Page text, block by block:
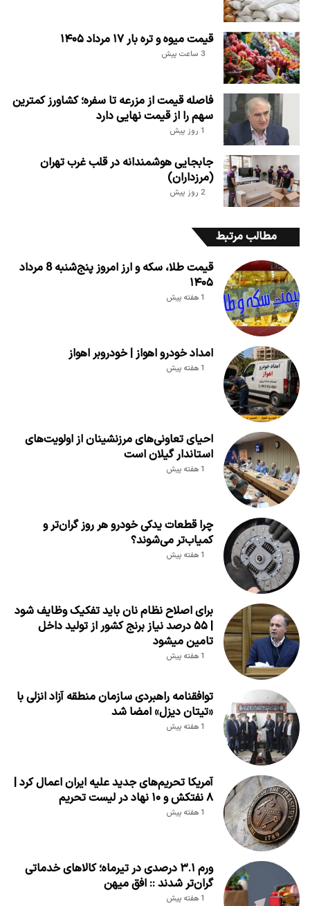
قیمت میوه و تره بار ۱۷ مرداد ۱۴۰۵
3 ساعت پیش
فاصله قیمت از مزرعه تا سفره؛ کشاورز کمترین
سهم را از قیمت نهایی دارد
1 روز پیش
جابجایی هوشمندانه در قلب غرب تهران
(مرزداران)
2 روز پیش
مطالب مرتبط
قیمت طلا، سکه و ارز امروز پنج‌شنبه 8 مرداد
۱۴۰۵
1 هفته پیش
امداد خودرو اهواز | خودروبر اهواز
1 هفته پیش
احیای تعاونی‌های مرزنشینان از اولویت‌های
استاندار گیلان است
1 هفته پیش
چرا قطعات یدکی خودرو هر روز گران‌تر و
کمیاب‌تر می‌شوند؟
1 هفته پیش
برای اصلاح نظام نان باید تفکیک وظایف شود
| ۵۵ درصد نیاز برنج کشور از تولید داخل
تامین میشود
1 هفته پیش
توافقنامه راهبردی سازمان منطقه آزاد انزلی با
«تیتان دیزل» امضا شد
1 هفته پیش
آمریکا تحریم‌های جدید علیه ایران اعمال کرد |
۸ نفتکش و ۱۰ نهاد در لیست تحریم
1 هفته پیش
ورم ۳.۱ درصدی در تیرماه؛ کالاهای خدماتی
گران‌تر شدند :: افق میهن
1 هفته پیش